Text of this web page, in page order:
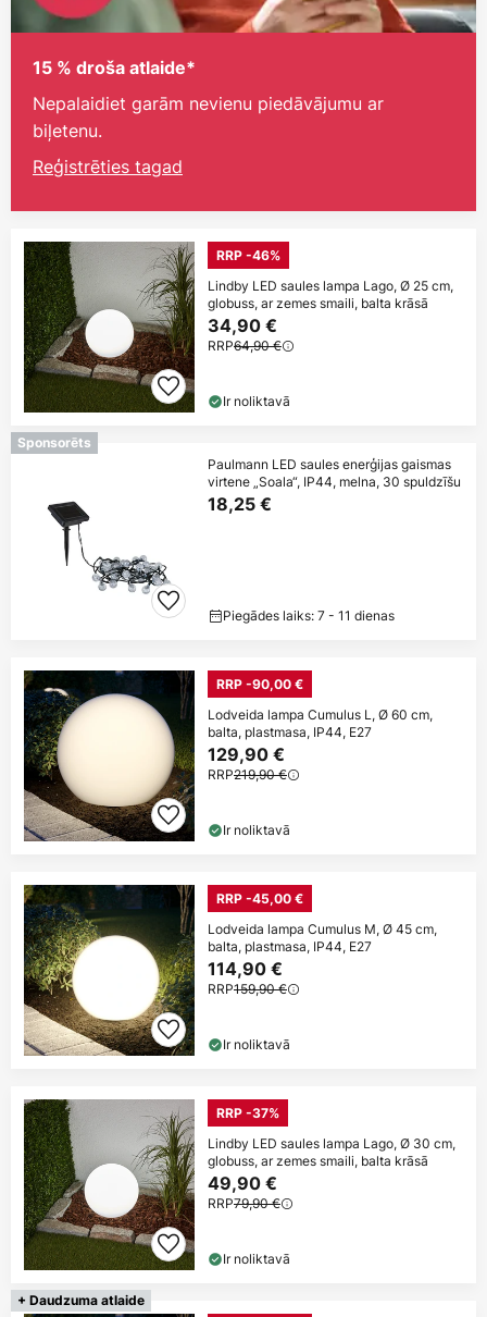
15 % droša atlaide*
Nepalaidiet garām nevienu piedāvājumu ar
biļetenu.
Reģistrēties tagad
RRP -46%
Lindby LED saules lampa Lago, Ø 25 cm,
globuss, ar zemes smaili, balta krāsā
34,90 €
RRP64,90 €
Ir noliktavā
Sponsorēts
Paulmann LED saules enerģijas gaismas
virtene „Soala“, IP44, melna, 30 spuldzīšu
18,25 €
Piegādes laiks: 7 - 11 dienas
RRP -90,00 €
Lodveida lampa Cumulus L, Ø 60 cm,
balta, plastmasa, IP44, E27
129,90 €
RRP219,90 €
Ir noliktavā
RRP -45,00 €
Lodveida lampa Cumulus M, Ø 45 cm,
balta, plastmasa, IP44, E27
114,90 €
RRP159,90 €
Ir noliktavā
RRP -37%
Lindby LED saules lampa Lago, Ø 30 cm,
globuss, ar zemes smaili, balta krāsā
49,90 €
RRP79,90 €
Ir noliktavā
+ Daudzuma atlaide